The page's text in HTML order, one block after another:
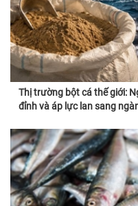
Thị trường bột cá thế giới:
đỉnh và áp lực lan sang